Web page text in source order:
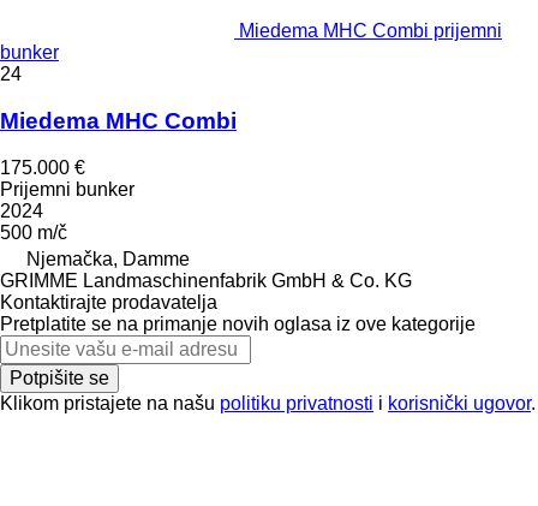
Miedema MHC Combi prijemni
bunker
24
Miedema MHC Combi
175.000 €
Prijemni bunker
2024
500 m/č
Njemačka, Damme
GRIMME Landmaschinenfabrik GmbH & Co. KG
Kontaktirajte prodavatelja
Pretplatite se na primanje novih oglasa iz ove kategorije
Potpišite se
Klikom pristajete na našu politiku privatnosti i korisnički ugovor.